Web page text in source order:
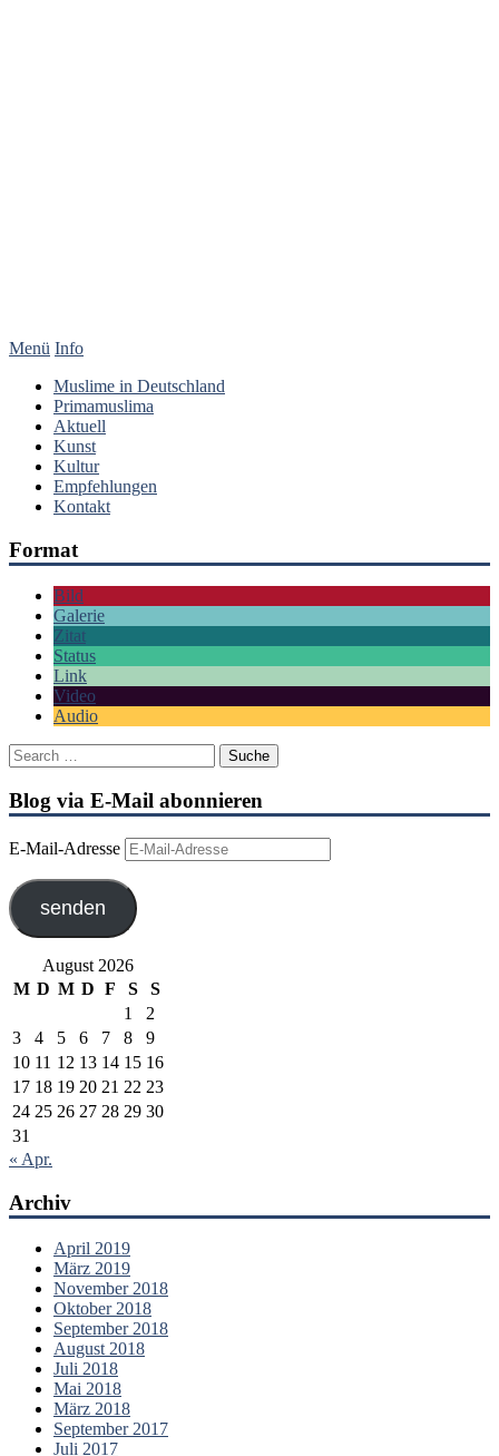
Menü Info
Muslime in Deutschland
Primamuslima
Aktuell
Kunst
Kultur
Empfehlungen
Kontakt
Format
Bild
Galerie
Zitat
Status
Link
Video
Audio
Blog via E-Mail abonnieren
E-Mail-Adresse
senden
August 2026
M D M D F S
S
1
2
3
4 5 6 7 8
9
10 11 12 13 14 15 16
17 18 19 20 21 22 23
24 25 26 27 28 29 30
31
« Apr.
Archiv
April 2019
März 2019
November 2018
Oktober 2018
September 2018
August 2018
Juli 2018
Mai 2018
März 2018
September 2017
Juli 2017